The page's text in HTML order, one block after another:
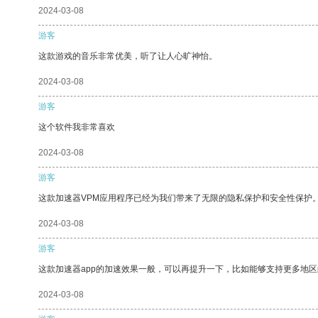
2024-03-08
游客
这款游戏的音乐非常优美，听了让人心旷神怡。
2024-03-08
游客
这个软件我非常喜欢
2024-03-08
游客
这款加速器VPM应用程序已经为我们带来了无限的隐私保护和安全性保护。
2024-03-08
游客
这款加速器app的加速效果一般，可以再提升一下，比如能够支持更多地区
2024-03-08